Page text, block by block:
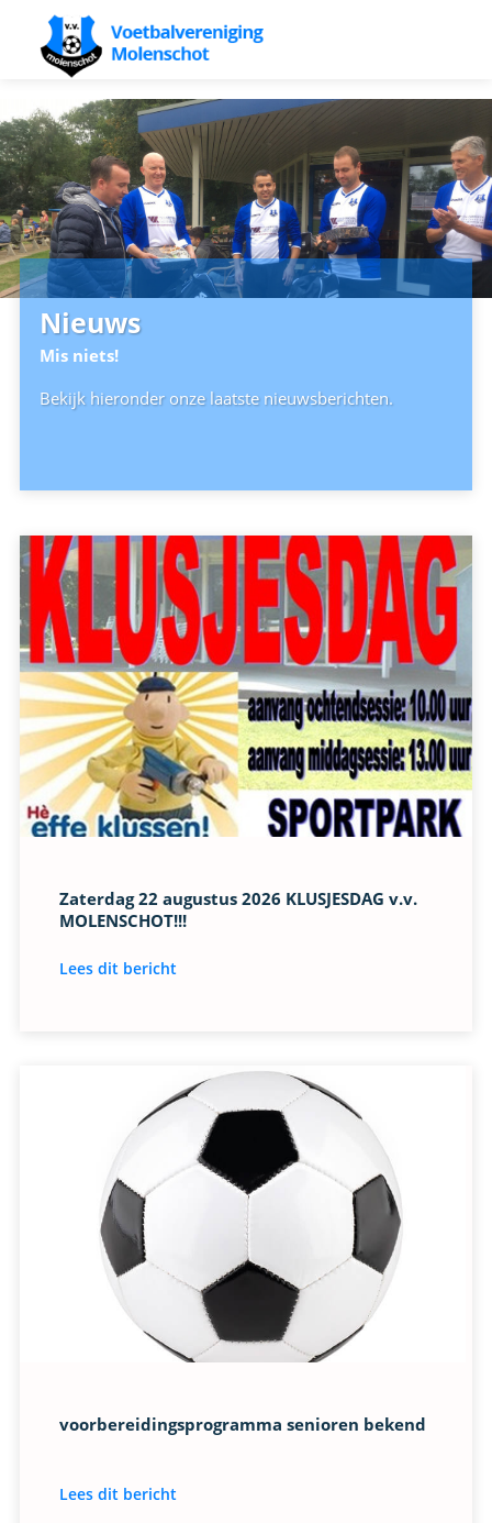
Nieuws
Mis niets!
Bekijk hieronder onze laatste nieuwsberichten.
Zaterdag 22 augustus 2026 KLUSJESDAG v.v.
MOLENSCHOT!!!
Lees dit bericht
voorbereidingsprogramma senioren bekend
Lees dit bericht